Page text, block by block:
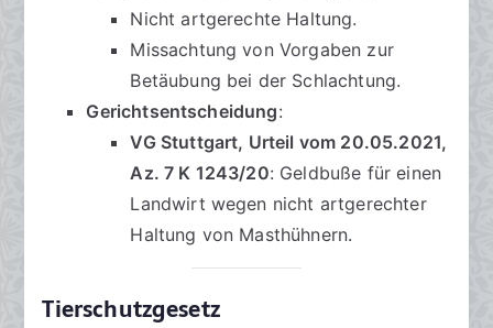
Nicht artgerechte Haltung.
Missachtung von Vorgaben zur
Betäubung bei der Schlachtung.
Gerichtsentscheidung:
VG Stuttgart, Urteil vom 20.05.2021,
Az. 7 K 1243/20: Geldbuße für einen
Landwirt wegen nicht artgerechter
Haltung von Masthühnern.
Tierschutzgesetz